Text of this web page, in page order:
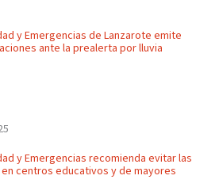
y Emergencias de Lanzarote emite
ante la prealerta por lluvia
y Emergencias recomienda evitar las
centros educativos y de mayores